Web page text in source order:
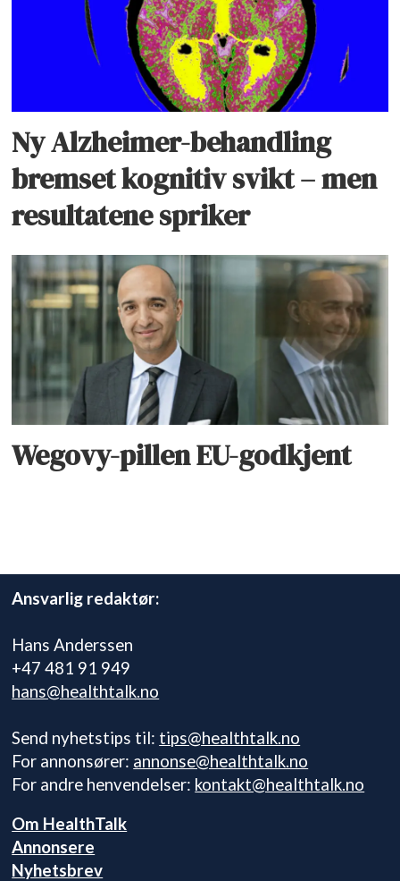
Ny Alzheimer-behandling
bremset kognitiv svikt – men
resultatene spriker
Wegovy-pillen EU-godkjent
Ansvarlig redaktør:
Hans Anderssen
+47 481 91 949
hans@healthtalk.no
Send nyhetstips til: tips@healthtalk.no
For annonsører: annonse@healthtalk.no
For andre henvendelser: kontakt@healthtalk.no
Om HealthTalk
Annonsere
Nyhetsbrev